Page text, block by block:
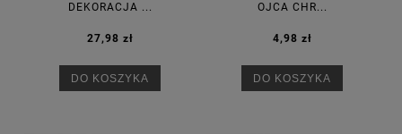
DEKORACJA ...
27,98 zł
DO KOSZYKA
OJCA CHR...
4,98 zł
DO KOSZYKA